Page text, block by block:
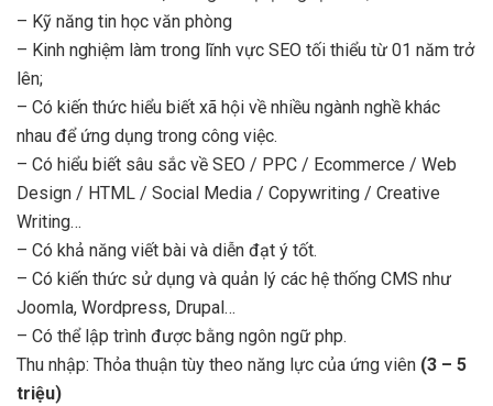
– Kỹ năng tin học văn phòng
– Kinh nghiệm làm trong lĩnh vực SEO tối thiểu từ 01 năm trở
lên;
– Có kiến thức hiểu biết xã hội về nhiều ngành nghề khác
nhau để ứng dụng trong công việc.
– Có hiểu biết sâu sắc về SEO / PPC / Ecommerce / Web
Design / HTML / Social Media / Copywriting / Creative
Writing…
– Có khả năng viết bài và diễn đạt ý tốt.
– Có kiến thức sử dụng và quản lý các hệ thống CMS như
Joomla, Wordpress, Drupal…
– Có thể lập trình được bằng ngôn ngữ php.
Thu nhập: Thỏa thuận tùy theo năng lực của ứng viên (3 – 5
triệu)